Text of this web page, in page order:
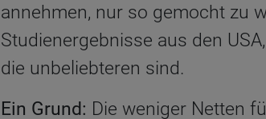
annehmen, nur so gemocht zu
Studienergebnisse aus den
die unbeliebteren sind.
Ein Grund: Die weniger Netten